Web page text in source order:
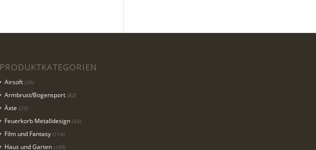
PRODUKTKATEGORIEN
Airsoft (39)
Armbrust/Bogensport (82)
Äxte (23)
Feuerkorb Metalldesign (54)
Film und Fantasy (114)
Haus und Garten (189)